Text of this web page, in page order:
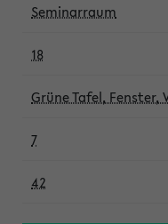
Seminarraum
18
Grüne Tafel, Fenster,
7
42